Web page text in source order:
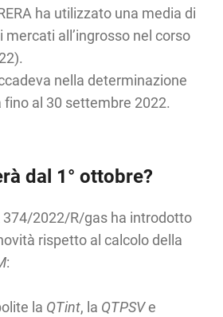
ha utilizzato una media di
all’ingrosso nel corso
nella determinazione
al 30 settembre 2022.
dal 1° ottobre?
374/2022/R/gas ha introdotto
rispetto al calcolo della
:
la QTint, la QTPSVe